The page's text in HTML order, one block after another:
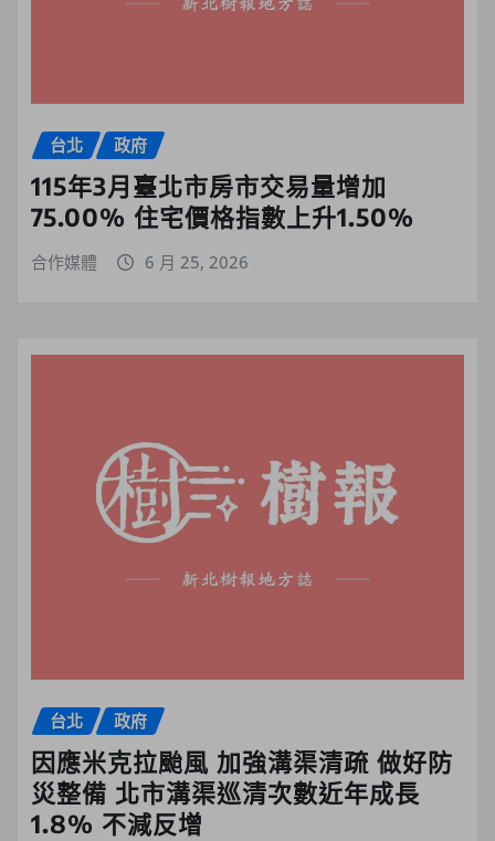
台北 政府
115年3月臺北市房市交易量增加
75.00% 住宅價格指數上升1.50%
合作媒體 6 月 25, 2026
台北 政府
因應米克拉颱風 加強溝渠清疏 做好防
災整備 北市溝渠巡清次數近年成長
1.8% 不減反增